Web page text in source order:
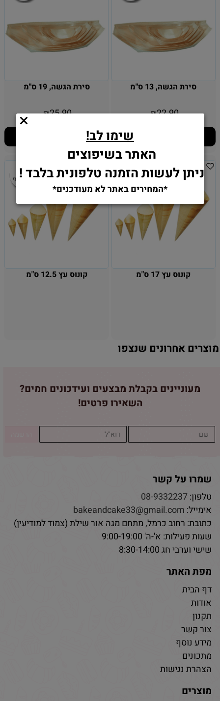
סירת הגשה, 13 ס"מ
₪22.90
סירת הגשה, 19 ס"מ
₪25.90
קונוס עץ 17 ס"מ קונוס עץ 12.5 ס"מ
מוצרים אחרונים שנצפו
מעוניינים בקבלת מבצעים ועידכונים חמים?
השאירו פרטים!
שמרו על קשר
טלפון:08-9332237
אימייל: bakeandcake33@gmail.com
כתובת: רחוב כרמל, מתחם מגה אור שילת (צמוד למודיעין)
שעות פעילות: א'-ה' 9:00-19:00
שישי וערבי חג 8:30-14:00
מפת האתר
דף הבית
אודות
תקנון
צור קשר
מידע נוסף
מתכונים
הצהרת נגישות
מוצרים
שימו לב!
האתר בשיפוצים
ניתן לעשות הזמנה טלפונית בלבד !
*המחירים באתר לא מעודכנים*